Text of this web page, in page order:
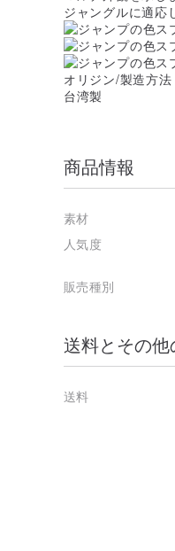
ジャングルに適応
オリジン/製造方法
台湾製
商品情報
素材
人気度
販売種別
送料とその他
送料